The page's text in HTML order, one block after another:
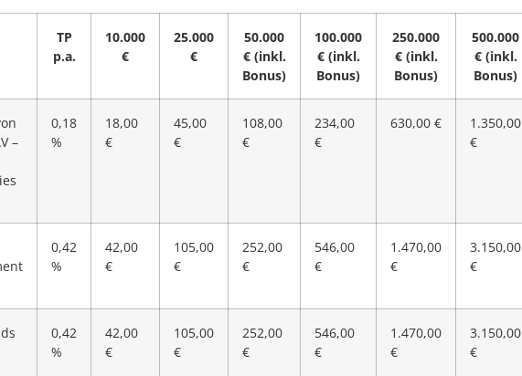
TP
p.a.
10.000
€
25.000
€
50.000
€ (inkl.
Bonus)
100.000
€ (inkl.
Bonus)
250.000
€ (inkl.
Bonus)
500.000
€ (inkl.
Bonus)
–
0,18
%
18,00
€
45,00
€
108,00
€
234,00
€
630,00 €
1.350,00
€
0,42
%
42,00
€
105,00
€
252,00
€
546,00
€
1.470,00
€
3.150,00
€
0,42
%
42,00
€
105,00
€
252,00
€
546,00
€
1.470,00
€
3.150,00
€